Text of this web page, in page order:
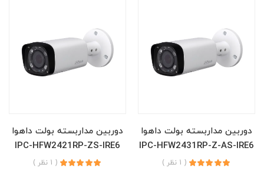
دوربین مداربسته بولت داهوا
IPC-HFW2431RP-Z-AS-IRE6
( 1 نظر )
دوربین مداربسته بولت داهوا
IPC-HFW2421RP-ZS-IRE6
( 1 نظر )